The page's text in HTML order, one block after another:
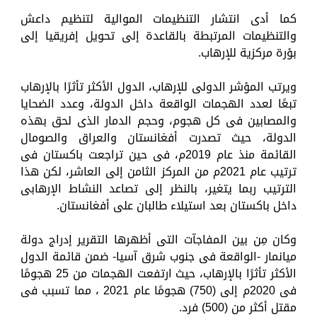
كما أدى انتشار التنظيمات الموالية لتنظيم داعش
والتنظيمات المرتبطة بالقاعدة إلى تحويل إفريقيا إلى
بؤرة مركزية للإرهاب.
ويرتب المؤشر الدولى للإرهاب، الدول الأكثر تأثرًا بالإرهاب
تبعًا لعدد الهجمات الواقعة داخل الدولة، وعدد الضحايا
والمصابين فى كل هجوم، وحجم الدمار الذى لحق بهذه
الدولة، حيث تصدرت أفغانستان والعراق والصومال
القائمة منذ عام 2019م، فى حين تراجعت باكستان فى
ترتيب عام 2021م من المركز الثامن إلى العاشر، لكن هذا
الترتيب ربما يتغير، بالنظر إلى تصاعد النشاط الإرهابى
داخل باكستان بعد استيلاء طالبان على أفغانستان.
وكان مِن بين المفاجآت التى أظهرها التقرير إدراج دولة
ميانمار -الواقعة فى جنوب شرق آسيا- ضمن قائمة الدول
الأكثر تأثرًا بالإرهاب، حيث ارتفعت الهجمات من 25 هجومًا
فى 2020م إلى (750) هجومًا عام 2021 ، مما تسبب فى
مقتل أكثر من (500) فرد.